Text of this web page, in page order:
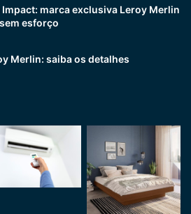
marca exclusiva Leroy Merlin
esforço
Merlin: saiba os detalhes